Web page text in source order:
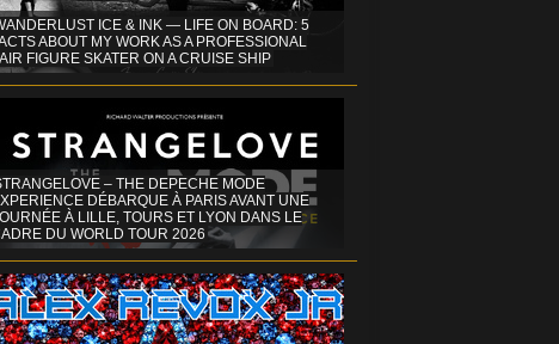
ICE & INK — LIFE ON BOARD: 5
ABOUT MY WORK AS A PROFESSIONAL
FIGURE SKATER ON A CRUISE SHIP
– THE DEPECHE MODE
DÉBARQUE À PARIS AVANT UNE
À LILLE, TOURS ET LYON DANS LE
DU WORLD TOUR 2026